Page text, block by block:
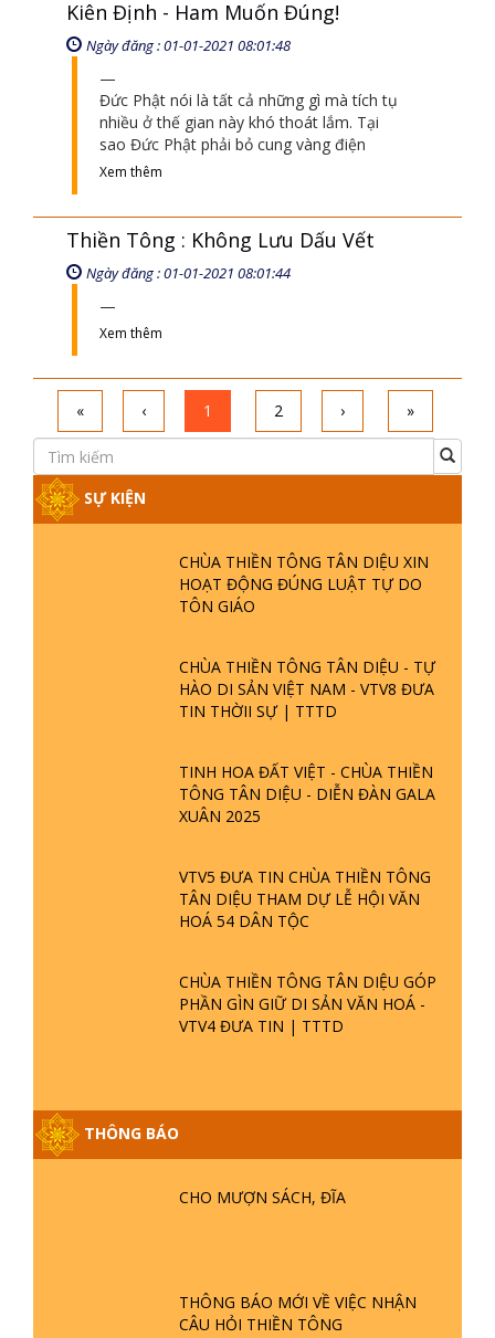
Kiên Định - Ham Muốn Đúng!
Ngày đăng : 01-01-2021 08:01:48
Đức Phật nói là tất cả những gì mà tích tụ
nhiều ở thế gian này khó thoát lắm. Tại
sao Đức Phật phải bỏ cung vàng điện
Xem thêm
Thiền Tông : Không Lưu Dấu Vết
Ngày đăng : 01-01-2021 08:01:44
Xem thêm
« ‹ 1 2 › »
SỰ KIỆN
CHÙA THIỀN TÔNG TÂN DIỆU XIN
HOẠT ĐỘNG ĐÚNG LUẬT TỰ DO
TÔN GIÁO
CHÙA THIỀN TÔNG TÂN DIỆU - TỰ
HÀO DI SẢN VIỆT NAM - VTV8 ĐƯA
TIN THỜII SỰ | TTTD
TINH HOA ĐẤT VIỆT - CHÙA THIỀN
TÔNG TÂN DIỆU - DIỄN ĐÀN GALA
XUÂN 2025
VTV5 ĐƯA TIN CHÙA THIỀN TÔNG
TÂN DIỆU THAM DỰ LỄ HỘI VĂN
HOÁ 54 DÂN TỘC
CHÙA THIỀN TÔNG TÂN DIỆU GÓP
PHẦN GÌN GIỮ DI SẢN VĂN HOÁ -
VTV4 ĐƯA TIN | TTTD
THÔNG BÁO
CHO MƯỢN SÁCH, ĐĨA
THÔNG BÁO MỚI VỀ VIỆC NHẬN
CÂU HỎI THIỀN TÔNG
GIẢI ĐÁP ĐẶC BIỆT P25 - SUỐT 49
TTTD